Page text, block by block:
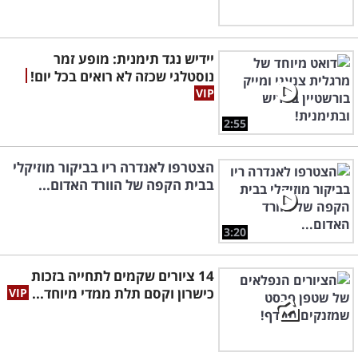
2:55
יידיש נגד תימנית: מופע זמר
נוסטלגי שכזה לא רואים בכל יום!
3:20
הצטרפו לאנדרה ריו בביקור מוזיקלי
בבית הקפה של הוורד האדום...
14 ציורים שקמים לתחייה בזכות
כישרון וקסם תלת ממדי מיוחד...